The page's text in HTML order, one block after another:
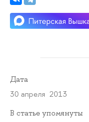
Дата
30 апреля 2013
В статье упомянуты